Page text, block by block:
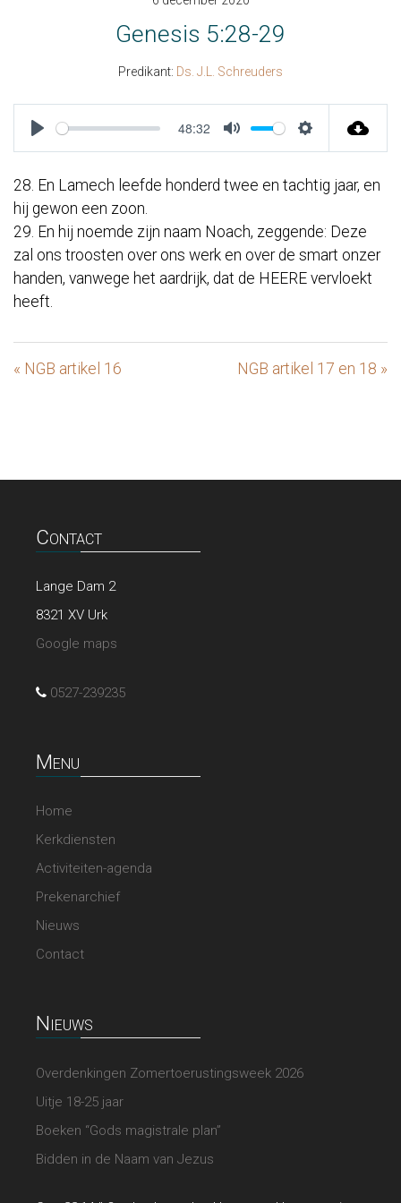
Genesis 5:28-29
Predikant: Ds. J.L. Schreuders
Play
48:32
Mute Settings
28. En Lamech leefde honderd twee en tachtig jaar, en
hij gewon een zoon.
29. En hij noemde zijn naam Noach, zeggende: Deze
zal ons troosten over ons werk en over de smart onzer
handen, vanwege het aardrijk, dat de HEERE vervloekt
heeft.
« NGB artikel 16 NGB artikel 17 en 18 »
Contact
Lange Dam 2
8321 XV Urk
Google maps
0527-239235
Menu
Home
Kerkdiensten
Activiteiten-agenda
Prekenarchief
Nieuws
Contact
Nieuws
Overdenkingen Zomertoerustingsweek 2026
Uitje 18-25 jaar
Boeken “Gods magistrale plan”
Bidden in de Naam van Jezus